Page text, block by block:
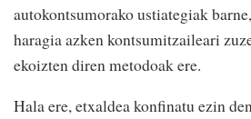
autokontsumorako ustiategiak
haragia azken kontsumitzaileari
ekoizten diren metodoak ere.
Hala ere, etxaldea konfinatu ezin